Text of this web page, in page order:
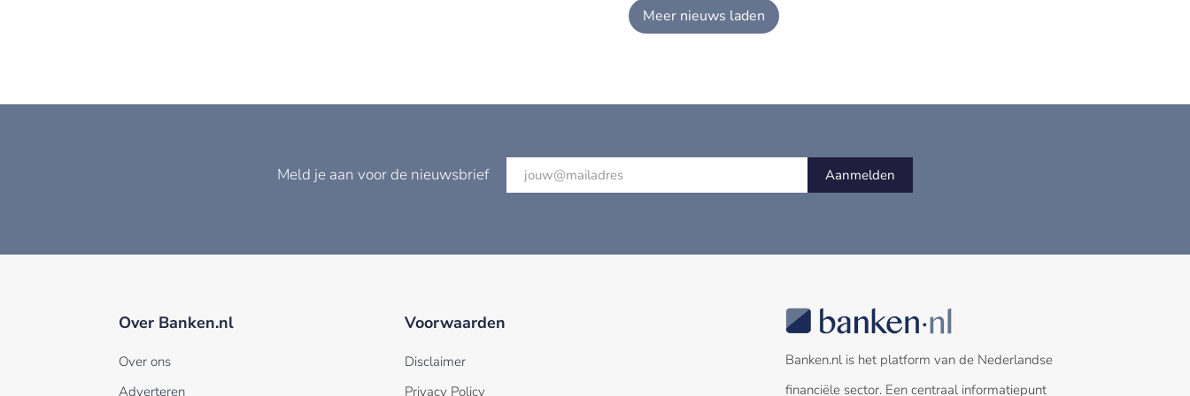
Meer nieuws laden
Meld je aan voor de nieuwsbrief Aanmelden
Over Banken.nl
Over ons
Adverteren
Voorwaarden
Disclaimer
Privacy Policy
Banken.nl is het platform van de Nederlandse
financiële sector. Een centraal informatiepunt